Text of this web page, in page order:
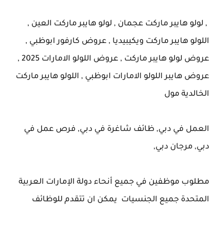
, لولو هايبر ماركت عجمان , لولو هايبر ماركت العين ,
اللولو هايبر ماركت ويكيبيديا , عروض كارفور ابوظبي ,
عروض لولو هايبر ماركت , عروض اللولو الامارات 2025 ,
عروض هايبر اللولو الامارات ابوظبي , اللولو هايبر ماركت
الخالدية مول
العمل في دبي, ظائف شاغرة في دبي, فرص عمل في
دبي, مرجان دبي,
مطلوب موظفين في جميع أنحاء دولة الإمارات العربية
المتحدة جميع الجنسيات يمكن ان تتقدم للوظائف